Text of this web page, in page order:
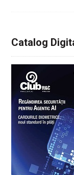
Catalog